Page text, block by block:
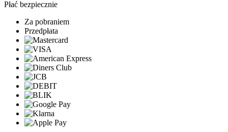
Płać bezpiecznie
Za pobraniem
Przedpłata